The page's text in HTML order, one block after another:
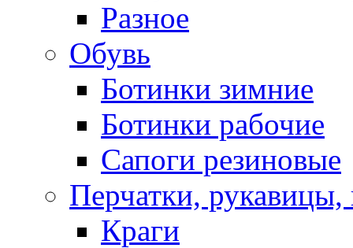
Разное
Обувь
Ботинки зимние
Ботинки рабочие
Сапоги резиновые
Перчатки, рукавицы,
Краги